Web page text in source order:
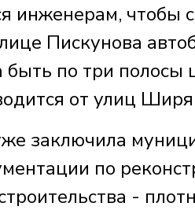
инженерам, чтобы
Пискунова
быть по три
от улиц
заключила
по
-